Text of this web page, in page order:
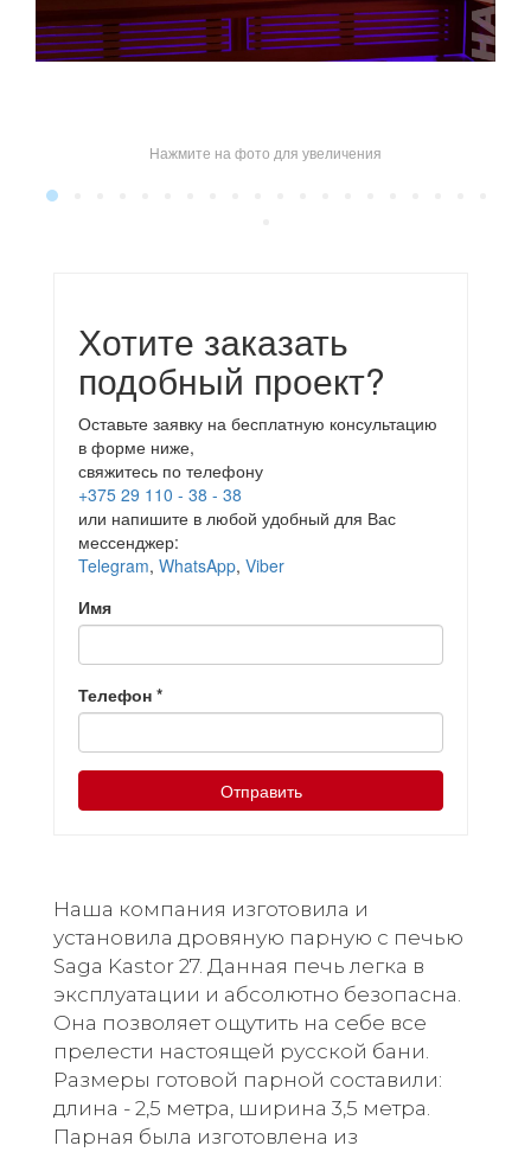
Нажмите на фото для увеличения
Хотите заказать
подобный проект?
Оставьте заявку на бесплатную консультацию
в форме ниже,
свяжитесь по телефону
+375 29 110 - 38 - 38
или напишите в любой удобный для Вас
мессенджер:
Telegram, WhatsApp, Viber
Имя
Телефон *
Отправить
Наша компания изготовила и
установила дровяную парную с печью
Saga Kastor 27. Данная печь легка в
эксплуатации и абсолютно безопасна.
Она позволяет ощутить на себе все
прелести настоящей русской бани.
Размеры готовой парной составили:
длина - 2,5 метра, ширина 3,5 метра.
Парная была изготовлена из